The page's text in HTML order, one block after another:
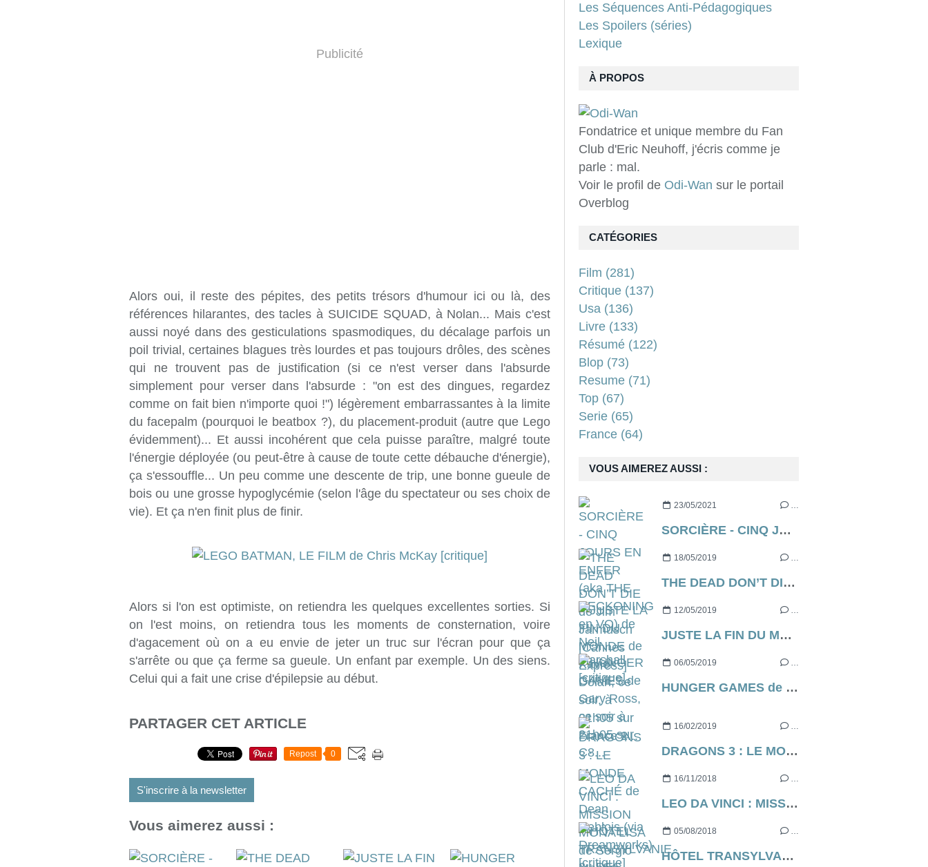
Publicité
Alors oui, il reste des pépites, des petits trésors d'humour ici ou là, des
références hilarantes, des tacles à SUICIDE SQUAD, à Nolan... Mais c'est
aussi noyé dans des gesticulations spasmodiques, du décalage parfois un
poil trivial, certaines blagues très lourdes et pas toujours drôles, des scènes
qui ne trouvent pas de justification (si ce n'est verser dans l'absurde
simplement pour verser dans l'absurde : "on est des dingues, regardez
comme on fait bien n'importe quoi !") légèrement embarrassantes à la limite
du facepalm (pourquoi le beatbox ?), du placement-produit (autre que Lego
évidemment)... Et aussi incohérent que cela puisse paraître, malgré toute
l'énergie déployée (ou peut-être à cause de toute cette débauche d'énergie),
ça s'essouffle... Un peu comme une descente de trip, une bonne gueule de
bois ou une grosse hypoglycémie (selon l'âge du spectateur ou ses choix de
vie). Et ça n'en finit plus de finir.
Alors si l'on est optimiste, on retiendra les quelques excellentes sorties. Si
on l'est moins, on retiendra tous les moments de consternation, voire
d'agacement où on a eu envie de jeter un truc sur l'écran pour que ça
s'arrête ou que ça ferme sa gueule. Un enfant par exemple. Un des siens.
Celui qui a fait une crise d'épilepsie au début.
PARTAGER CET ARTICLE
Repost 0
S'inscrire à la newsletter
Vous aimerez aussi :
À PROPOS
Fondatrice et unique membre du Fan
Club d'Eric Neuhoff, j'écris comme je
parle : mal.
Voir le profil de Odi-Wan sur le portail
Overblog
VOUS AIMEREZ AUSSI :
23/05/2021 …
SORCIÈRE - CINQ JOURS EN ENFER (aka THE RECKONING en VO) de Neil Marshall [critique]
18/05/2019 …
THE DEAD DON’T DIE de Jim Jarmusch [Cannes Express]
12/05/2019 …
JUSTE LA FIN DU MONDE de Xavier Dolan, ce soir, à 21h05 sur France 2...
06/05/2019 …
HUNGER GAMES de Gary Ross, ce soir à 21h05 sur C8...
16/02/2019 …
DRAGONS 3 : LE MONDE CACHÉ de Dean Deblois (via Dreamworks) [critique]
16/11/2018 …
LEO DA VINCI : MISSION MONA LISA de Sergio Manfio [critique]
05/08/2018 …
HÔTEL TRANSYLVANIE 3 : DES VACANCES MONSTRUEUSES de Genndy Tartakovsky [critique]
Les Séquences Anti-Pédagogiques
Les Spoilers (séries)
Lexique
CATÉGORIES
Film (281)
Critique (137)
Usa (136)
Livre (133)
Résumé (122)
Blop (73)
Resume (71)
Top (67)
Serie (65)
France (64)